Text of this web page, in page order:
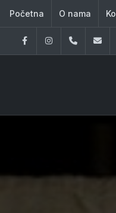
Početna O nama
FacebookInstagram
060